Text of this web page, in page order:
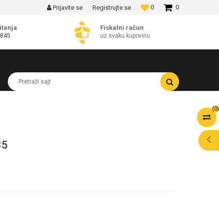
MOGUĆNOST BESPLATNE ISPORUKE! 0
0
Prijavite se Registrujte se
Fiskalni račun
uz svaku kupovinu
Pretraži sajt
(0)